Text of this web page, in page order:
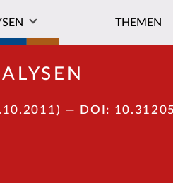
THEMEN
— DOI: